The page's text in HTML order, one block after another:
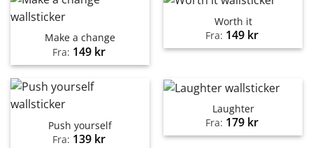
Make a change
Fra: 149 kr
Worth it
Fra: 149 kr
Push yourself
Fra: 139 kr
Laughter
Fra: 179 kr